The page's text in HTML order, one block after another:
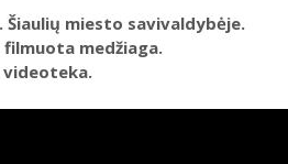
kapinės
Šiaulių miesto savivaldybėje.
filmuota medžiaga.
videoteka.